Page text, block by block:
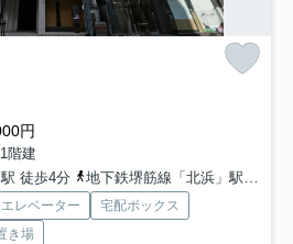
円
階建
徒歩4分
地下鉄堺筋線「北浜」駅 徒歩10分
エレベーター
宅配ボックス
き場